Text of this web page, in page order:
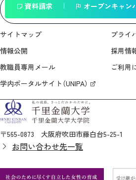
一覧へ戻る
資料請求 オープンキャン
サイトマップ
プライ
情報公開
採用情
教職員専用メール
ご利用
学内ポータルサイト（UNIPA）
〒565-0873 大阪府吹田市藤白台5-25-1
お問い合わせ先一覧